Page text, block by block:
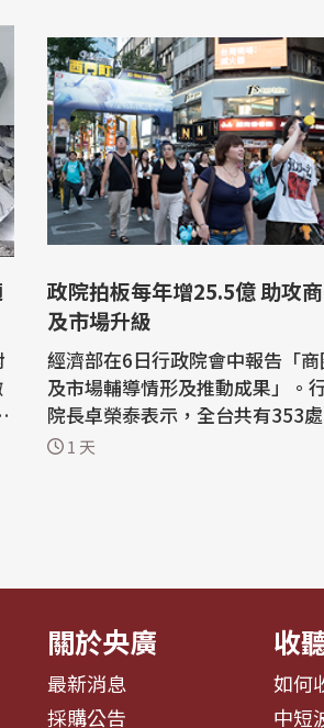
政院拍板每年增25.5億 助攻
及市場升級
經濟部在6日行政院會中報告「商
及市場輔導情形及推動成果」。
院長卓榮泰表示，全台共有353
圈及1,030處市場、夜市，這是台
1 天
關於央廣
最新消息
採購公告
收
如何
中短